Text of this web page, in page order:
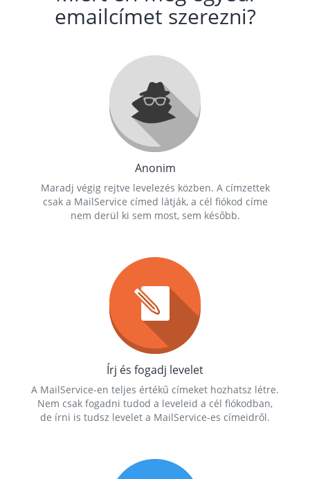
emailcímet szerezni?
Anonim
Maradj végig rejtve levelezés közben. A címzettek
csak a MailService címed látják, a cél fiókod címe
nem derül ki sem most, sem később.
Írj és fogadj levelet
A MailService-en teljes értékű címeket hozhatsz létre.
Nem csak fogadni tudod a leveleid a cél fiókodban,
de írni is tudsz levelet a MailService-es címeidről.